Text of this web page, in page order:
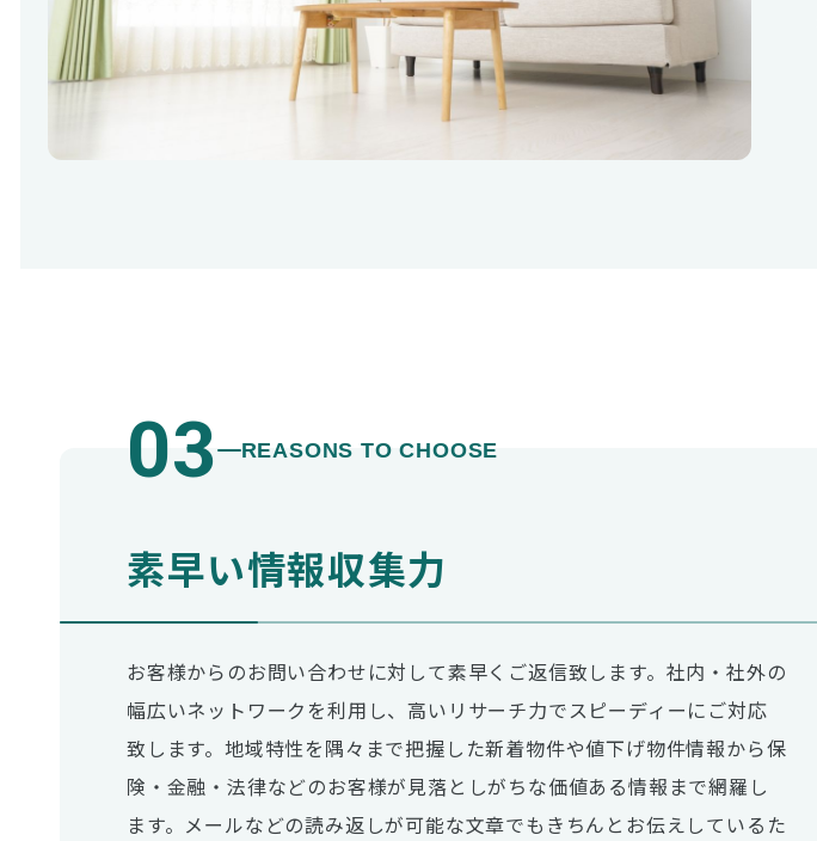
03 REASONS TO CHOOSE
素早い情報収集力
お客様からのお問い合わせに対して素早くご返信致します。社内・社外の
幅広いネットワークを利用し、高いリサーチ力でスピーディーにご対応
致します。地域特性を隅々まで把握した新着物件や値下げ物件情報から保
険・金融・法律などのお客様が見落としがちな価値ある情報まで網羅し
ます。メールなどの読み返しが可能な文章でもきちんとお伝えしているた